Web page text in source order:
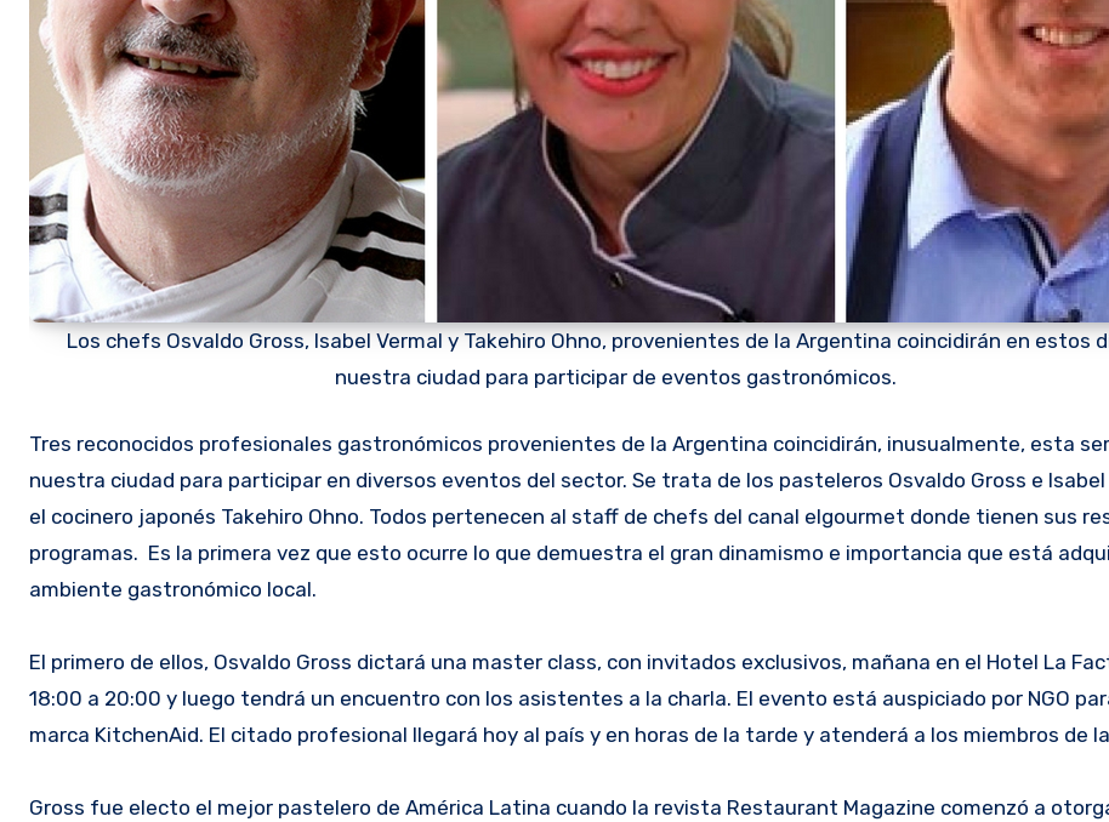
Los chefs Osvaldo Gross, Isabel Vermal y Takehiro Ohno, provenientes de la Argentina coincidirán en estos
nuestra ciudad para participar de eventos gastronómicos.
Tres reconocidos profesionales gastronómicos provenientes de la Argentina coincidirán, inusualmente, esta semana en
nuestra ciudad para participar en diversos eventos del sector. Se trata de los pasteleros Osvaldo Gross e Isabel
el cocinero japonés Takehiro Ohno. Todos pertenecen al staff de chefs del canal elgourmet donde tienen sus
programas. Es la primera vez que esto ocurre lo que demuestra el gran dinamismo e importancia que está
ambiente gastronómico local.
El primero de ellos, Osvaldo Gross dictará una master class, con invitados exclusivos, mañana en el Hotel La
18:00 a 20:00 y luego tendrá un encuentro con los asistentes a la charla. El evento está auspiciado por NGO
marca KitchenAid. El citado profesional llegará hoy al país y en horas de la tarde y atenderá a los miembros de
Gross fue electo el mejor pastelero de América Latina cuando la revista Restaurant Magazine comenzó a